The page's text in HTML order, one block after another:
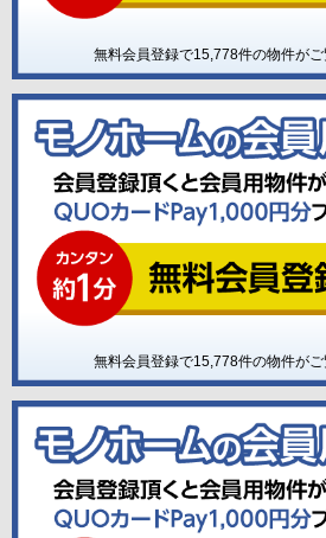
無料会員登録で15,778件の物件がご
無料会員登録で15,778件の物件がご